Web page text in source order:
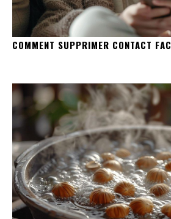
COMMENT SUPPRIMER CONTACT